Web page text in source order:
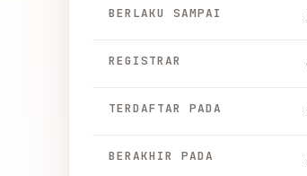
BERLAKU SAMPAI
REGISTRAR
TERDAFTAR PADA
BERAKHIR PADA